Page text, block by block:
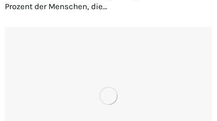
Prozent der Menschen, die…